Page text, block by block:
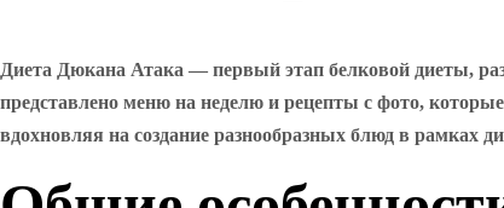
Диета Дюкана Атака — первый этап белковой диеты,
представлено меню на неделю и рецепты с фото,
вдохновляя на создание разнообразных блюд в рамках